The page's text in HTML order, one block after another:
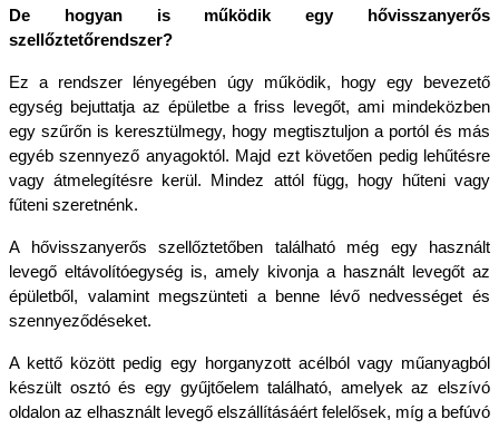
De hogyan is működik egy hővisszanyerős
szellőztetőrendszer?
Ez a rendszer lényegében úgy működik, hogy egy bevezető
egység bejuttatja az épületbe a friss levegőt, ami mindeközben
egy szűrőn is keresztülmegy, hogy megtisztuljon a portól és más
egyéb szennyező anyagoktól. Majd ezt követően pedig lehűtésre
vagy átmelegítésre kerül. Mindez attól függ, hogy hűteni vagy
fűteni szeretnénk.
A hővisszanyerős szellőztetőben található még egy használt
levegő eltávolítóegység is, amely kivonja a használt levegőt az
épületből, valamint megszünteti a benne lévő nedvességet és
szennyeződéseket.
A kettő között pedig egy horganyzott acélból vagy műanyagból
készült osztó és egy gyűjtőelem található, amelyek az elszívó
oldalon az elhasznált levegő elszállításáért felelősek, míg a befúvó